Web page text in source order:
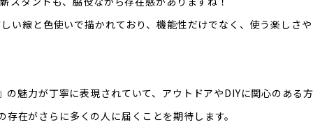
い線と色使いで描かれており、機能性だけでなく、使う楽しさ
の魅力が丁寧に表現されていて、アウトドアやDIYに関心のある
在がさらに多くの人に届くことを期待します。